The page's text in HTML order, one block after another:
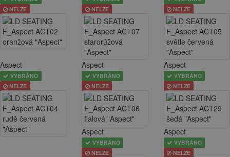
NELZE
NELZE
NELZE
Aspect
VYBRÁNO
NELZE
Aspect
VYBRÁNO
NELZE
Aspect
VYBRÁNO
NELZE
Aspect
VYBRÁNO
NELZE
Aspect
VYBRÁNO
NELZE